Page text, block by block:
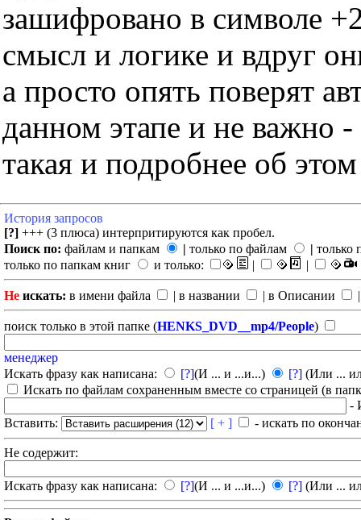
зашифровано в символе
смысл и логике и вдруг
а просто опять поверят
данном этапе и не важно
такая и подробнее об
История запросов
[?] +++ (3 плюса) интерпритируются как пробел.
Поиск по: файлам и папкам | только по файлам | только
только по папкам книг
и только: | |
Не искать: в имени файла | в названии | в Описании
поиск только в этой папке (HENKS_DVD__mp4/People)
менеджер
Искать фразу как написана:
[?](И ... и ...и...) [?] (Или ...
Искать по файлам сохраненным вместе со страницей (в
-
Вставить:
[ + ] - искать по
Не содержит:
Искать фразу как написана: [?](И ... и ...и...) [?] (Или ...